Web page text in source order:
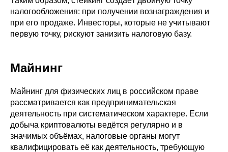
налогообложения: при получении вознаграждения и
при его продаже. Инвесторы, которые не учитывают
первую точку, рискуют занизить налоговую базу.
Майнинг
Майнинг для физических лиц в российском праве
рассматривается как предпринимательская
деятельность при систематическом характере. Если
добыча криптовалюты ведётся регулярно и в
значимых объёмах, налоговые органы могут
квалифицировать её как деятельность, требующую